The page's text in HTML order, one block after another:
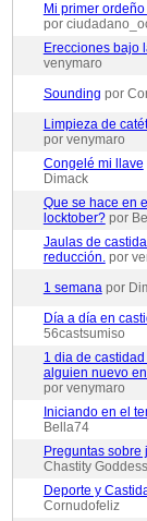
Mi primer
por
Erecciones bajo
venymaro
Sounding por
Limpieza de
por venymaro
Congelé mi llave
Dimack
Que se hace en el
locktober? por
Jaulas de
reducción. por
1 semana por
Día a día en
56castsumiso
1 dia de castidad
alguien nuevo
por venymaro
Iniciando en el
Bella74
Preguntas sobre
Chastity Goddess
Deporte y
Cornudofeliz